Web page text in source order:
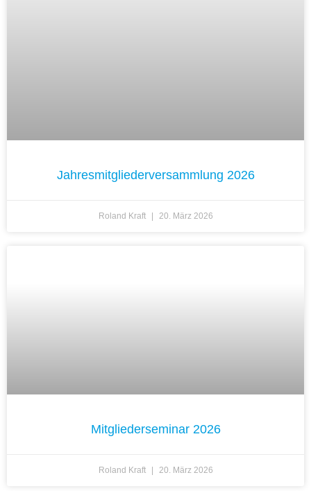
Jahresmitgliederversammlung 2026
Roland Kraft 20. März 2026
Mitgliederseminar 2026
Roland Kraft 20. März 2026